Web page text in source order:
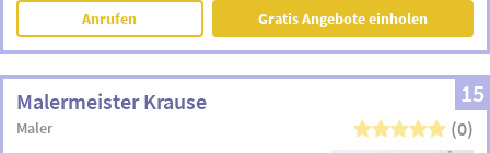
Anrufen Gratis Angebote einholen
15
Malermeister Krause
Maler (0)